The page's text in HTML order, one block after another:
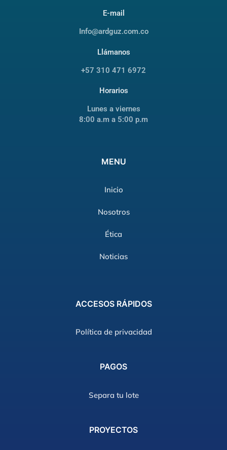
E-mail
Info@ardguz.com.co
Llámanos
+57 310 471 6972
Horarios
Lunes a viernes
8:00 a.m a 5:00 p.m
MENU
Inicio
Nosotros
Ética
Noticias
ACCESOS RÁPIDOS
Política de privacidad
PAGOS
Separa tu lote
PROYECTOS